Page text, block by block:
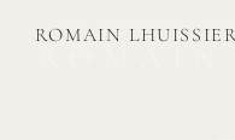
ROMAIN